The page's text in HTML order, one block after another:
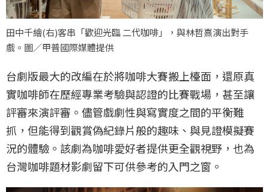
田中千繪(右)客串「歡迎光臨 二代咖啡」，與林哲熹演出對手
戲。圖／甲普國際媒體提供
台劇版最大的改編在於將咖啡大賽搬上檯面，還原真
實咖啡師在歷經專業考驗與認證的比賽戰場，甚至讓
評審來演評審。儘管戲劇性與寫實度之間的平衡難
抓，但能得到觀賞偽紀錄片般的趣味、與見證模擬賽
況的體驗。該劇為咖啡愛好者提供更全觀視野，也為
台灣咖啡題材影劇留下可供參考的入門之窗。